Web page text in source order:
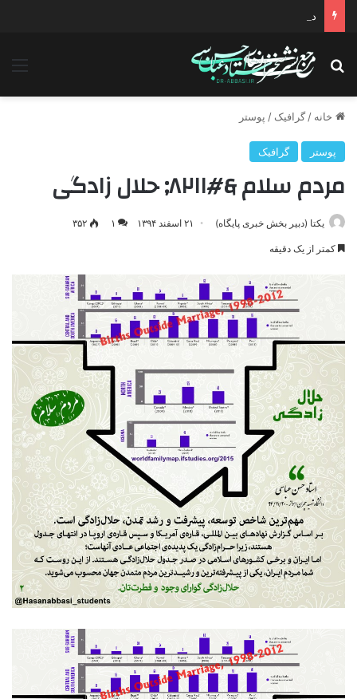
دانلود سخنرانی استاد حسن عباسی با موضوع چهار انتخاب ۱۴۰۰
جستجو برای
خانه / گرافیک / پوستر
پوستر گرافیک
مردم سلام &#۸۲۱۱; حلال زادگی
یکتا (دبیر بخش خبری پایگاه) ۲۱ اسفند ۱۳۹۴ ۱ ۳۵۲
کمتر از یک دقیقه